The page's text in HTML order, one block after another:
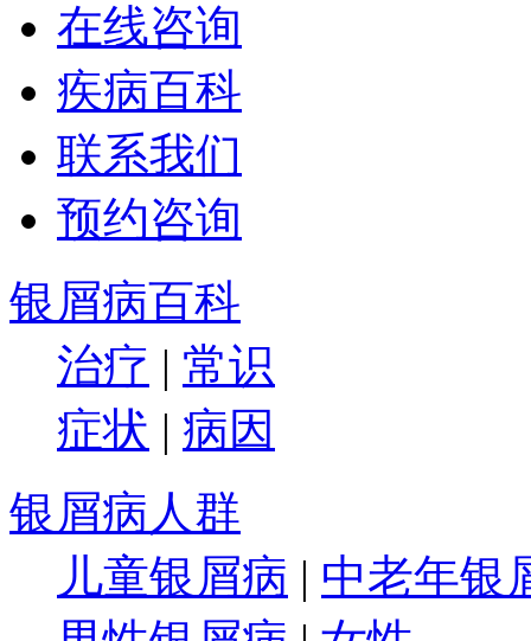
在线咨询
疾病百科
联系我们
预约咨询
银屑病百科
治疗 | 常识
症状 | 病因
银屑病人群
儿童银屑病 | 中老年银